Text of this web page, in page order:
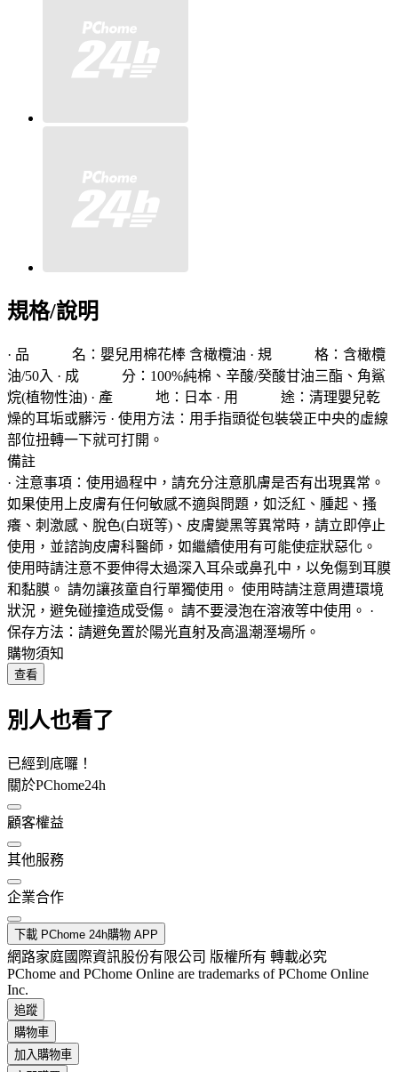
規格/說明
· 品 名：嬰兒用棉花棒 含橄欖油 · 規 格：含橄欖
油/50入 · 成 分：100%純棉、辛酸/癸酸甘油三酯、角鯊
烷(植物性油) · 產 地：日本 · 用 途：清理嬰兒乾
燥的耳垢或髒污 · 使用方法：用手指頭從包裝袋正中央的虛線
部位扭轉一下就可打開。
備註
· 注意事項：使用過程中，請充分注意肌膚是否有出現異常。
如果使用上皮膚有任何敏感不適與問題，如泛紅、腫起、搔
癢、刺激感、脫色(白斑等)、皮膚變黑等異常時，請立即停止
使用，並諮詢皮膚科醫師，如繼續使用有可能使症狀惡化。
使用時請注意不要伸得太過深入耳朵或鼻孔中，以免傷到耳膜
和黏膜。 請勿讓孩童自行單獨使用。 使用時請注意周遭環境
狀況，避免碰撞造成受傷。 請不要浸泡在溶液等中使用。 ·
保存方法：請避免置於陽光直射及高溫潮溼場所。
購物須知
查看
別人也看了
已經到底囉！
關於PChome24h
顧客權益
其他服務
企業合作
下載 PChome 24h購物 APP
網路家庭國際資訊股份有限公司 版權所有 轉載必究
PChome and PChome Online are trademarks of PChome Online
Inc.
追蹤
購物車
加入購物車